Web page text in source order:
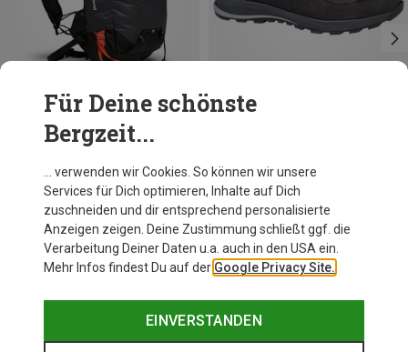
Du sparst 18%
Für Deine schönste
Bergzeit...
… verwenden wir Cookies. So können wir unsere
Services für Dich optimieren, Inhalte auf Dich
zuschneiden und dir entsprechend personalisierte
Anzeigen zeigen. Deine Zustimmung schließt ggf. die
Verarbeitung Deiner Daten u.a. auch in den USA ein.
Mehr Infos findest Du auf der Google Privacy Site.
EINVERSTANDEN